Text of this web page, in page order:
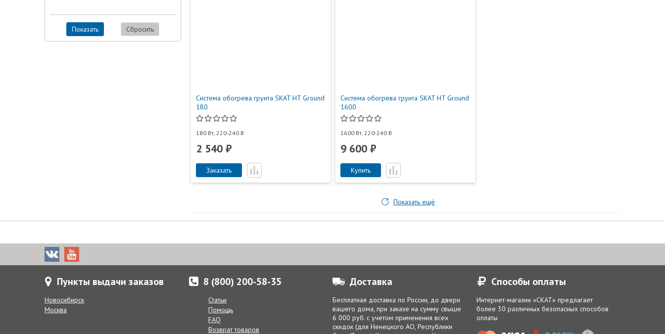
Показать Сбросить
Система обогрева грунта SKAT HT Ground
180
180 Вт, 220-240 В
2 540 ₽
Заказать
Система обогрева грунта SKAT HT Ground
1600
1600 Вт, 220-240 В
9 600 ₽
Купить
Показать ещё
Пункты выдачи заказов
Новосибирск
Москва
8 (800) 200-58-35
Статьи
Помощь
FAQ
Возврат товаров
Доставка
Бесплатная доставка по России, до двери
вашего дома, при заказе на сумму свыше
6 000 руб. с учетом применения всех
скидок (для Ненецкого АО, Республики
Способы оплаты
Интернет-магазин «СКАТ» предлагает
более 30 различных безопасных способов
оплаты